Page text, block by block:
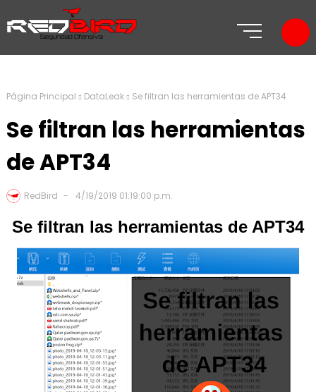
Página Principal DataLeak Se filtran las herramientas de APT34
Se filtran las herramientas
de APT34
RedBird 4/19/2019 01:19:00 p.m.
Se filtran las herramientas de APT34